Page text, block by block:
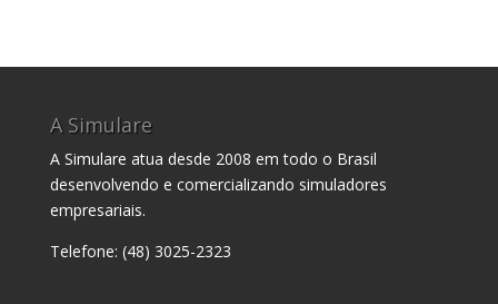
A Simulare
A Simulare atua desde 2008 em todo o Brasil
desenvolvendo e comercializando simuladores
empresariais.
Telefone: (48) 3025-2323